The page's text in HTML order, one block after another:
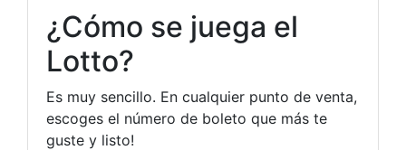
¿Cómo se juega el
Lotto?
Es muy sencillo. En cualquier punto de venta,
escoges el número de boleto que más te
guste y listo!